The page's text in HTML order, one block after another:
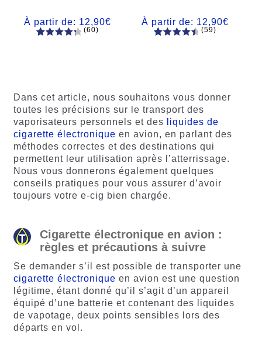
À partir de: 12,90€
notations
client
(60)
À partir de: 12,90€
client
(59)
Dans cet article, nous souhaitons vous donner
toutes les précisions sur le transport des
vaporisateurs personnels et des
liquides de
cigarette électronique en avion, en parlant des
méthodes correctes et des destinations qui
permettent leur utilisation après l’atterrissage.
Nous vous donnerons également quelques
conseils pratiques pour vous assurer d’avoir
toujours votre e-cig bien chargée.
Cigarette électronique en avion :
règles et précautions à suivre
Se demander s’il est possible de transporter une
cigarette électronique en avion est une question
légitime, étant donné qu’il s’agit d’un appareil
équipé d’une batterie et contenant des liquides
de vapotage, deux points sensibles lors des
départs en vol.